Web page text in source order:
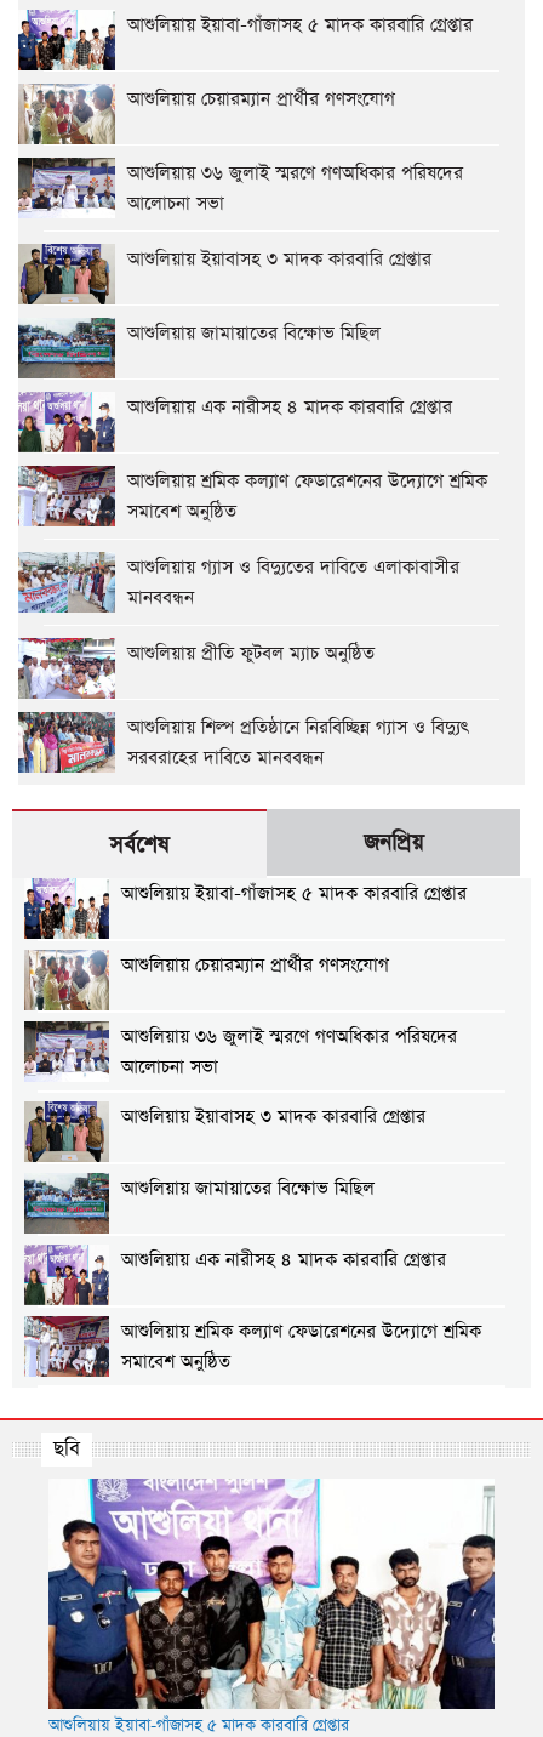
আশুলিয়ায় ইয়াবা-গাঁজাসহ ৫ মাদক কারবারি গ্রেপ্তার
আশুলিয়ায় চেয়ারম্যান প্রার্থীর গণসংযোগ
আশুলিয়ায় ৩৬ জুলাই স্মরণে গণঅধিকার পরিষদের
আলোচনা সভা
আশুলিয়ায় ইয়াবাসহ ৩ মাদক কারবারি গ্রেপ্তার
আশুলিয়ায় জামায়াতের বিক্ষোভ মিছিল
আশুলিয়ায় এক নারীসহ ৪ মাদক কারবারি গ্রেপ্তার
আশুলিয়ায় শ্রমিক কল্যাণ ফেডারেশনের উদ্যোগে শ্রমিক
সমাবেশ অনুষ্ঠিত
আশুলিয়ায় গ্যাস ও বিদ্যুতের দাবিতে এলাকাবাসীর
মানববন্ধন
আশুলিয়ায় প্রীতি ফুটবল ম্যাচ অনুষ্ঠিত
আশুলিয়ায় শিল্প প্রতিষ্ঠানে নিরবিচ্ছিন্ন গ্যাস ও বিদ্যুৎ
সরবরাহের দাবিতে মানববন্ধন
সর্বশেষ জনপ্রিয়
আশুলিয়ায় ইয়াবা-গাঁজাসহ ৫ মাদক কারবারি গ্রেপ্তার
আশুলিয়ায় চেয়ারম্যান প্রার্থীর গণসংযোগ
আশুলিয়ায় ৩৬ জুলাই স্মরণে গণঅধিকার পরিষদের
আলোচনা সভা
আশুলিয়ায় ইয়াবাসহ ৩ মাদক কারবারি গ্রেপ্তার
আশুলিয়ায় জামায়াতের বিক্ষোভ মিছিল
আশুলিয়ায় এক নারীসহ ৪ মাদক কারবারি গ্রেপ্তার
আশুলিয়ায় শ্রমিক কল্যাণ ফেডারেশনের উদ্যোগে শ্রমিক
সমাবেশ অনুষ্ঠিত
মানববন্ধন
আশুলিয়ায় প্রীতি ফুটবল ম্যাচ অনুষ্ঠিত
আশুলিয়ায় শিল্প প্রতিষ্ঠানে নিরবিচ্ছিন্ন গ্যাস ও বিদ্যুৎ
সরবরাহের দাবিতে মানববন্ধন
ছবি
আশুলিয়ায় ইয়াবা-গাঁজাসহ ৫ মাদক কারবারি গ্রেপ্তার